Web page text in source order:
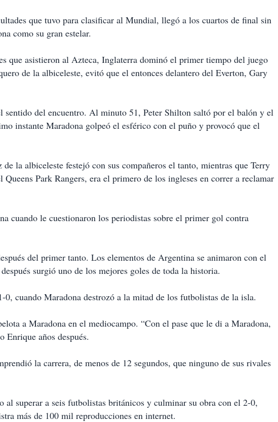
que tuvo para clasificar al Mundial, llegó a los cuartos de final sin
como su gran estelar.
que asistieron al Azteca, Inglaterra dominó el primer tiempo del juego
de la albiceleste, evitó que el entonces delantero del Everton, Gary
sentido del encuentro. Al minuto 51, Peter Shilton saltó por el balón y el
instante Maradona golpeó el esférico con el puño y provocó que el
la albiceleste festejó con sus compañeros el tanto, mientras que Terry
Queens Park Rangers, era el primero de los ingleses en correr a reclamar
cuando le cuestionaron los periodistas sobre el primer gol contra
del primer tanto. Los elementos de Argentina se animaron con el
surgió uno de los mejores goles de toda la historia.
0, cuando Maradona destrozó a la mitad de los futbolistas de la isla.
a Maradona en el mediocampo. “Con el pase que le di a Maradona,
Enrique años después.
la carrera, de menos de 12 segundos, que ninguno de sus rivales
al superar a seis futbolistas británicos y culminar su obra con el 2-0,
más de 100 mil reproducciones en internet.